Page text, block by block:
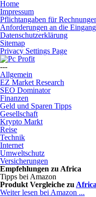
Home
Impressum
Pflichtangaben für
Anforderungen an die
Datenschutzerklärung
Sitemap
Privacy Settings Page
---
Allgemein
EZ Market Research
SEO Dominator
Finanzen
Geld und Sparen Tipps
Gesellschaft
Krypto Markt
Reise
Technik
Internet
Umweltschutz
Versicherungen
Empfehlungen zu Africa
Tipps bei Amazon
Produkt Vergleiche zu Africa
Weiter lesen bei Amazon ...